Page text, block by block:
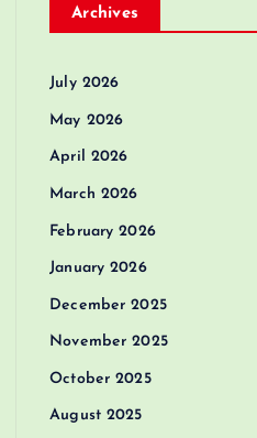
Archives
July 2026
May 2026
April 2026
March 2026
February 2026
January 2026
December 2025
November 2025
October 2025
August 2025